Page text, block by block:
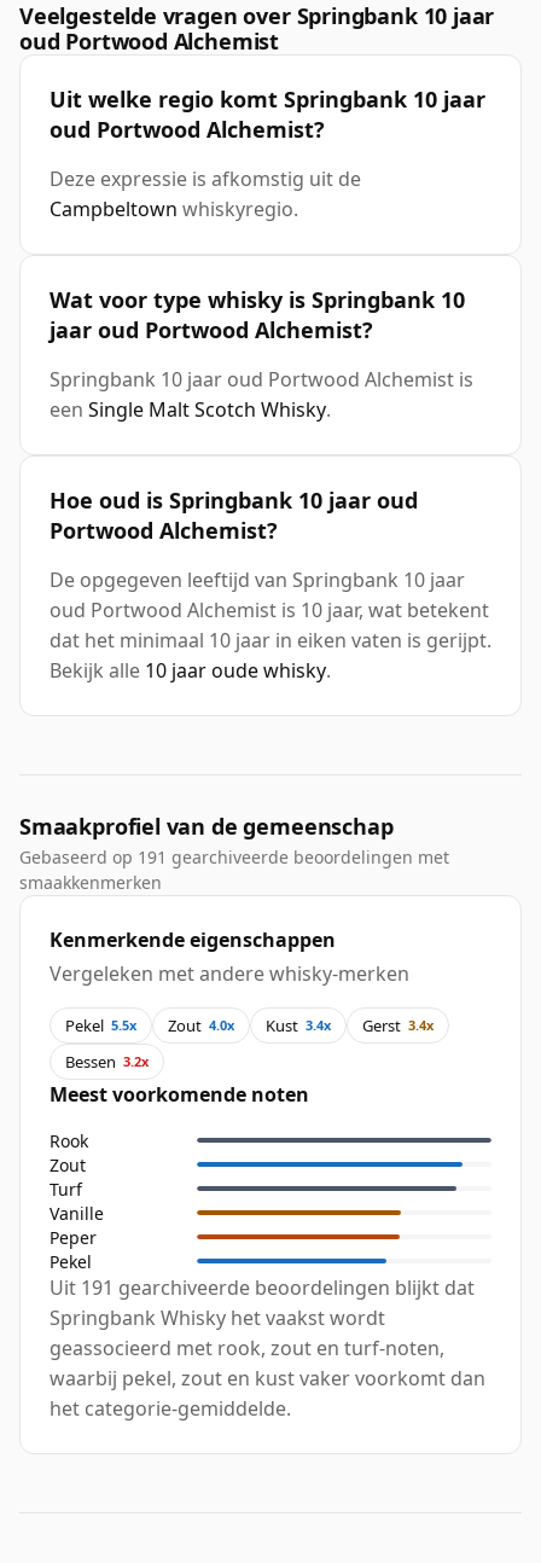
Veelgestelde vragen over Springbank 10 jaar
oud Portwood Alchemist
Uit welke regio komt Springbank 10 jaar
oud Portwood Alchemist?
Deze expressie is afkomstig uit de
Campbeltown whiskyregio.
Wat voor type whisky is Springbank 10
jaar oud Portwood Alchemist?
Springbank 10 jaar oud Portwood Alchemist is
een Single Malt Scotch Whisky.
Hoe oud is Springbank 10 jaar oud
Portwood Alchemist?
De opgegeven leeftijd van Springbank 10 jaar
oud Portwood Alchemist is 10 jaar, wat betekent
dat het minimaal 10 jaar in eiken vaten is gerijpt.
Bekijk alle 10 jaar oude whisky.
Smaakprofiel van de gemeenschap
Gebaseerd op 191 gearchiveerde beoordelingen met
smaakkenmerken
Kenmerkende eigenschappen
Vergeleken met andere whisky-merken
Pekel 5.5x Zout 4.0x Kust 3.4x Gerst 3.4x
Bessen 3.2x
Meest voorkomende noten
Rook
Zout
Turf
Vanille
Peper
Pekel
Uit 191 gearchiveerde beoordelingen blijkt dat
Springbank Whisky het vaakst wordt
geassocieerd met rook, zout en turf-noten,
waarbij pekel, zout en kust vaker voorkomt dan
het categorie-gemiddelde.